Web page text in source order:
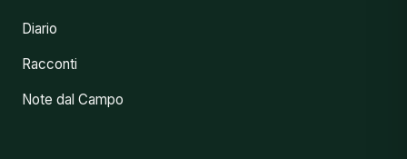
Diario
Racconti
Note dal Campo